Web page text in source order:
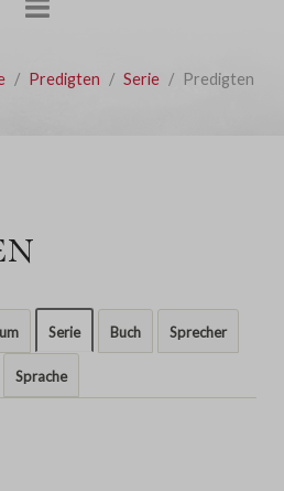
Predigten Serie Predigten
Serie Buch Sprecher
Sprache